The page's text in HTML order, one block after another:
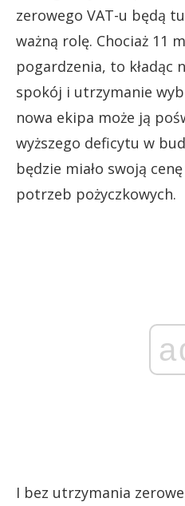
zerowego VAT-u będą
ważną rolę. Chociaż 11
pogardzenia, to kładąc
spokój i utrzymanie
nowa ekipa może ją
wyższego deficytu w
będzie miało swoją
potrzeb pożyczkowych.
I bez utrzymania